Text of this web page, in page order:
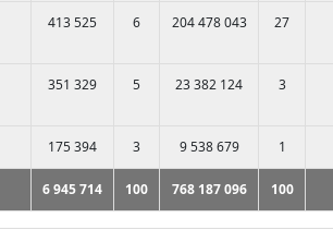
413 525 6 204 478 043 27
351 329 5 23 382 124 3
175 394 3 9 538 679 1
6 945 714 100 768 187 096 100